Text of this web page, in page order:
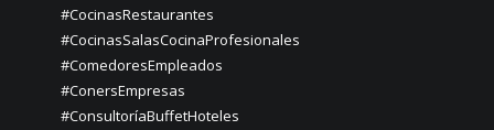
#CocinasRestaurantes
#CocinasSalasCocinaProfesionales
#ComedoresEmpleados
#ConersEmpresas
#ConsultoríaBuffetHoteles